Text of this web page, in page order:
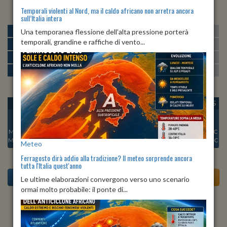
MATTINA min:19º max:27º U:
POMERIGGIO min:24º max:28º
SERA min:22º max:26º U:70% 89%
NOTTE min: 20º max:22º U:88%
OGGI
Min:
19°C
Max:22°C
LUN 10
Min:
Max:22°C
MAR 11
Min:19°C
Max:22°C
MER 12
Min:
19°C
Max:22°C
GIO 13
Max:23°C
VEN 14
Min:20°C
Max:22°C
SAB 15
20°C
Max:22°C
Previsioni del Tempo a Teti tra 5 giorni
Temporali violenti al Nord, ma il caldo africano non arretra ancora
sull’Italia intera
Una temporanea flessione dell’alta pressione porterà
temporali, grandine e raffiche di vento...
Meteo
Ferragosto dirà addio alla tradizione? Il meteo sorprende ancora
tutta l'Italia quest'anno
Le ultime elaborazioni convergono verso uno scenario
ormai molto probabile: il ponte di...